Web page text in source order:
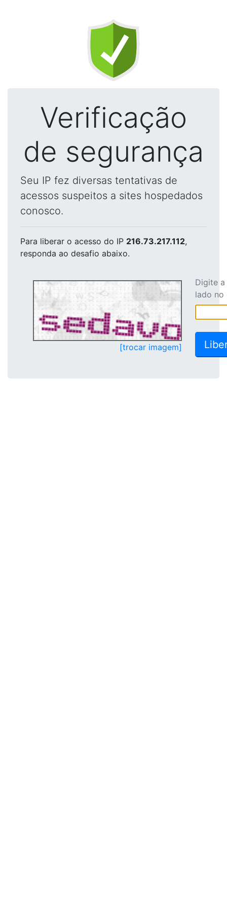
Verificação
de segurança
Seu IP fez diversas tentativas de
acessos suspeitos a sites hospedados
conosco.
Para liberar o acesso do IP 216.73.217.112,
responda ao desafio abaixo.
[trocar imagem]
Digite
lado no